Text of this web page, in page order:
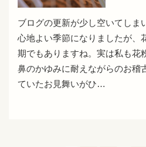
ブログの更新が少し空いてしま
心地よい季節になりましたが、
期でもありますね。実は私も花
鼻のかゆみに耐えながらのお稽
ていたお見舞いがひ…